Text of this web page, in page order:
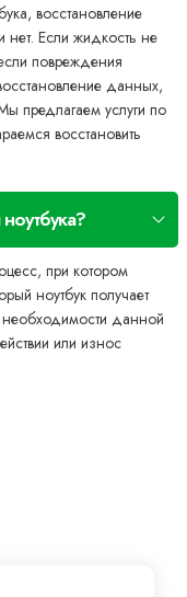
восстановление
Если жидкость не
повреждения
данных,
предлагаем услуги по
восстановить
при котором
ноутбук получает
необходимости данной
или износ